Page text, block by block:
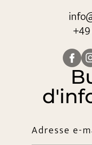
Adresse e-